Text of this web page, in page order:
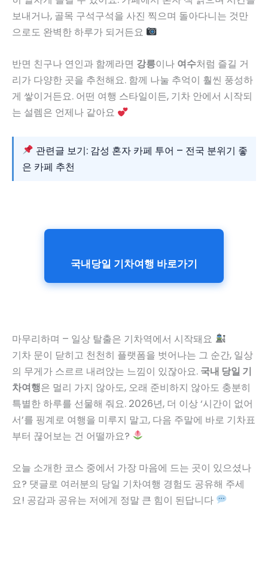
보내거나, 골목 구석구석을 사진 찍으며 돌아다니는 것만
으로도 완벽한 하루가 되거든요
반면 친구나 연인과 함께라면 강릉이나 여수처럼 즐길 거
리가 다양한 곳을 추천해요. 함께 나눌 추억이 훨씬 풍성하
게 쌓이거든요. 어떤 여행 스타일이든, 기차 안에서 시작되
는 설렘은 언제나 같아요
관련글 보기: 감성 혼자 카페 투어 – 전국 분위기 좋
은 카페 추천
국내당일 기차여행 바로가기
마무리하며 – 일상 탈출은 기차역에서 시작돼요
기차 문이 닫히고 천천히 플랫폼을 벗어나는 그 순간, 일상
의 무게가 스르르 내려앉는 느낌이 있잖아요. 국내 당일 기
차여행은 멀리 가지 않아도, 오래 준비하지 않아도 충분히
특별한 하루를 선물해 줘요. 2026년, 더 이상 ‘시간이 없어
서’를 핑계로 여행을 미루지 말고, 다음 주말에 바로 기차표
부터 끊어보는 건 어떨까요?
오늘 소개한 코스 중에서 가장 마음에 드는 곳이 있으셨나
요? 댓글로 여러분의 당일 기차여행 경험도 공유해 주세
요! 공감과 공유는 저에게 정말 큰 힘이 된답니다